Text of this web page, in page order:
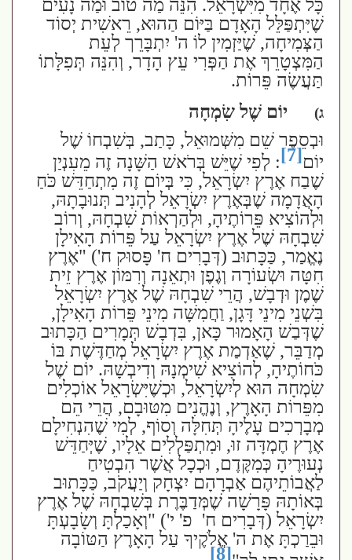
כָּל אֶחָד מִיִּשְׂרָאֵל. הִנֵּה מַה טוֹב וּמַה נָעִים
שֶׁיִּתְפַּלֵּל הָאָדָם בַּיּוֹם הַהוּא, רֵאשִׁית יְסוֹד
הַצְּמִיחָה, שֶׁיַּזְמִין לוֹ ה' יִתְבָּרֵך לְעֵת
הַמִּצְטָרֵךְ אֶת הַפְּרִי עֵץ הָדָר, וְהִנֵּה תְּפִלָּתוֹ
תַּעֲשֶׂה פֵּרוֹת.
יוֹם שֶׁל שִׂמְחָה
וּבְסֵפֶר שֵׁם מִשְּׁמוּאֵל, כָּתַב, בְּשִׁבְחוֹ שֶׁל
יוֹם[7]: לְפִי שֶׁיֵּשׁ בְּרֹאשׁ הַשָּׁנָה זֶה מֵעִנְיַן
שֶׁבַח אֶרֶץ יִשְׂרָאֵל, כִּי בְּיוֹם זֶה מִתְחַדֵּשׁ כֹּחַ
הָאֲדָמָה שֶׁבְּאֶרֶץ יִשְׂרָאֵל לְהָנִיב תְּנוּבָתָהּ,
וּלְהוֹצִיא פֵּרוֹתֶיהָ, וּלְהַרְאוֹת שִׁבְחָהּ, וְרוֹב
שִׁבְחָהּ שֶׁל אֶרֶץ יִשְׂרָאֵל עַל פֵּרוֹת הָאִילָן
נֶאֱמַר, כַּכָּתוּב (דְּבָרִים ח' פָּסוּק ח') "אֶרֶץ
חִטָּה וּשְׂעוֹרָה וְגֶפֶן וּתְאֵנָה וְרִמּוֹן אֶרֶץ זֵית
שֶׁמֶן וּדְבָשׁ, הֲרֵי שִׁבְחָהּ שֶׁל אֶרֶץ יִשְׂרָאֵל
בִּשְׁנֵי מִינֵי דָּגָן, וַחֲמִשָּׁה מִינֵי פֵּרוֹת הָאִילָן,
שֶׁדְּבַשׁ הָאָמוּר כָּאן, בִּדְבָשׁ תְּמָרִים הַכָּתוּב
מְדַבֵּר, שֶׁאַדְמַת אֶרֶץ יִשְׂרָאֵל מְחַדֶּשֶׁת בּוֹ
כֹּחוֹתֶיהָ, לְהוֹצִיא שִׁימְנָהּ וְדִיבְשָׁהּ. יוֹם שֶׁל
שִׂמְחָה הוּא לְיִשְׂרָאֵל, וּכְשֶׁיִּשְׂרָאֵל אוֹכְלִים
מִפֵּרוֹת הָאָרֶץ, וְנֶהֱנִים מִטּוּבָם, הֲרֵי הֵם
מְבָרְכִים עָלֶיהָ תְּחִלָּה וְסוֹף, לְמִי שֶׁהִנְחִילָם
אֶרֶץ חֶמְדָּה זוּ, וּמִתְפַּלְלִים אֵלָיו, שֶׁיְּחַדֵּשׁ
נְעוּרֶיהָ כְּמִקֶּדֶם, וּכְכָל אֲשֶׁר הִבְטִיחַ
לַאֲבוֹתֵיהֶם אַבְרָהָם יִצְחָק וְיַעֲקֹב, כַּכָּתוּב
בְּאוֹתָהּ פָּרָשָׁה שֶׁמְּדַבֶּרֶת בְּשִׁבְחָהּ שֶׁל אֶרֶץ
יִשְׂרָאֵל (דְּבָרִים ח' פ' י') "וְאָכַלְתָּ וְשָׂבָעְתָּ
וּבֵרַכְתָּ אֶת ה' אֱלֹקֶיךָ עַל הָאָרֶץ הַטּוֹבָה
[8]